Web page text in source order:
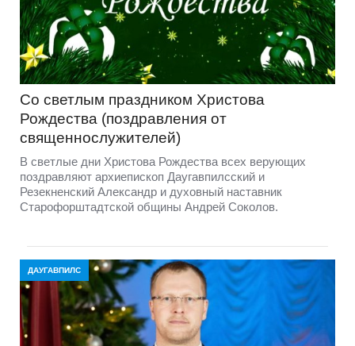
Со светлым праздником Христова
Рождества (поздравления от
священнослужителей)
В светлые дни Христова Рождества всех верующих
поздравляют архиепископ Даугавпилсский и
Резекненский Александр и духовный наставник
Старофорштадтской общины Андрей Соколов.
ДАУГАВПИЛС